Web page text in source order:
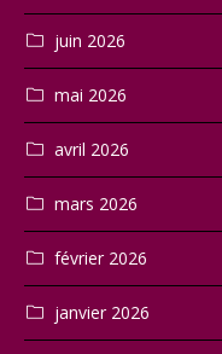
juin 2026
mai 2026
avril 2026
mars 2026
février 2026
janvier 2026